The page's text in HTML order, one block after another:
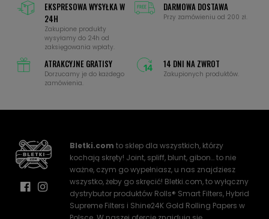
EKSPRESOWA WYSYŁKA W
24H
Zakupione produkty
wysyłamy do 24h od
zaksięgowania wpłaty.
DARMOWA DOSTAWA
Przy zamówieniu od 200 zł.
ATRAKCYJNE GRATISY
Dorzucamy je do każdego
zamówienia.
14 DNI NA ZWROT
Zakupionych produktów.
Bletki.com to sklep dla wszystkich, którzy
kochają skręty! Joint, spliff, blunt, gibon… to nie
ważne, czym go wypełniasz, u nas znajdziesz
wszystko, żeby go skręcić! Bletki.com, to wyłączny
dystrybutor produktów Rolls® Smart Filters, Hybrid
Supreme Filters i Shine24K Gold Rolling Papers w